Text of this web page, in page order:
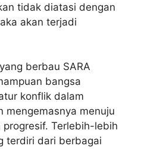
tidak diatasi dengan
akan terjadi
berbau SARA
bangsa
konflik dalam
mengemasnya menuju
Terlebih-lebih
terdiri dari berbagai